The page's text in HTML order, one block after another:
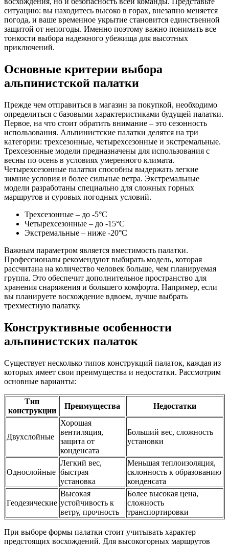
ситуацию: вы находитесь высоко в горах, внезапно меняется
погода, и ваше временное укрытие становится единственной
защитой от непогоды. Именно поэтому важно понимать все
тонкости выбора надежного убежища для высотных
приключений.
Основные критерии выбора
альпинистской палатки
Прежде чем отправиться в магазин за покупкой, необходимо
определиться с базовыми характеристиками будущей палатки.
Первое, на что стоит обратить внимание – это сезонность
использования. Альпинистские палатки делятся на три
категории: трехсезонные, четырехсезонные и экстремальные.
Трехсезонные модели предназначены для использования с
весны по осень в условиях умеренного климата.
Четырехсезонные палатки способны выдержать легкие
зимние условия и более сильные ветра. Экстремальные
модели разработаны специально для сложных горных
маршрутов и суровых погодных условий.
Трехсезонные – до -5°C
Четырехсезонные – до -15°C
Экстремальные – ниже -20°C
Важным параметром является вместимость палатки.
Профессионалы рекомендуют выбирать модель, которая
рассчитана на количество человек больше, чем планируемая
группа. Это обеспечит дополнительное пространство для
хранения снаряжения и большего комфорта. Например, если
вы планируете восхождение вдвоем, лучше выбрать
трехместную палатку.
Конструктивные особенности
альпинистских палаток
Существует несколько типов конструкций палаток, каждая из
которых имеет свои преимущества и недостатки. Рассмотрим
основные варианты:
Тип
конструкции
Преимущества Недостатки
Двухслойные
Хорошая
вентиляция,
защита от
конденсата
Больший вес, сложность
установки
Однослойные
Легкий вес,
быстрая
установка
Меньшая теплоизоляция,
склонность к образованию
конденсата
Геодезические
Высокая
устойчивость к
ветру, прочность
Более высокая цена,
сложность
транспортировки
При выборе формы палатки стоит учитывать характер
предстоящих восхождений. Для высокогорных маршрутов